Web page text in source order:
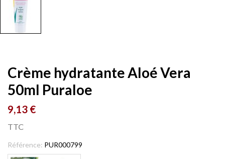
Crème hydratante Aloé Vera
50ml Puraloe
9,13 €
TTC
Référence: PUR000799